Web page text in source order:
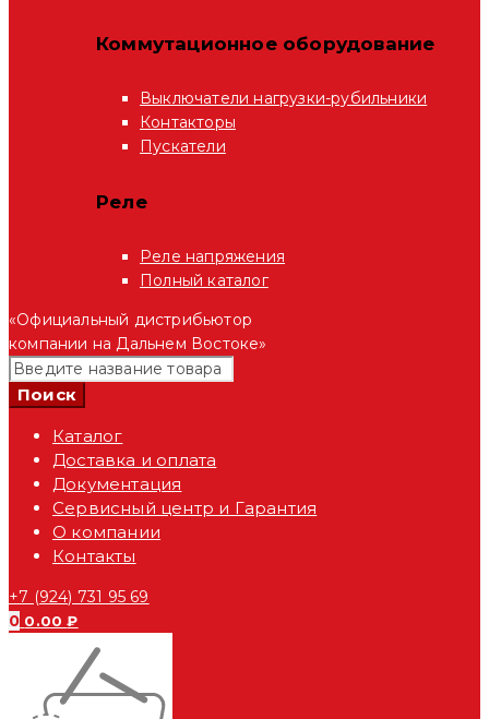
Коммутационное оборудование
Выключатели нагрузки-рубильники
Контакторы
Пускатели
Реле
Реле напряжения
Полный каталог
«Официальный дистрибьютор
компании на Дальнем Востоке»
Каталог
Доставка и оплата
Документация
Сервисный центр и Гарантия
О компании
Контакты
+7 (924) 731 95 69
0 0.00₽